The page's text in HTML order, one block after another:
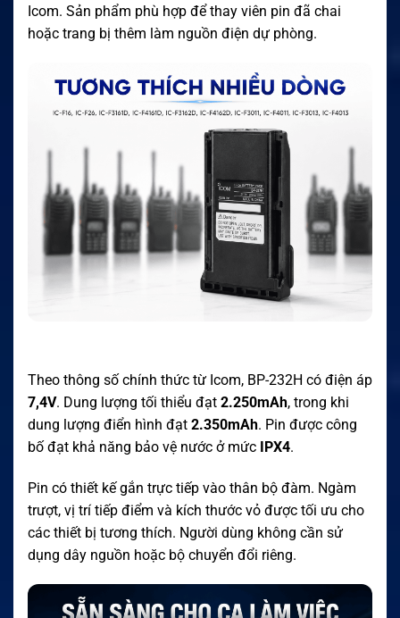
Icom. Sản phẩm phù hợp để thay viên pin đã chai
hoặc trang bị thêm làm nguồn điện dự phòng.
Theo thông số chính thức từ Icom, BP-232H có điện áp
7,4V. Dung lượng tối thiểu đạt 2.250mAh, trong khi
dung lượng điển hình đạt 2.350mAh. Pin được công
bố đạt khả năng bảo vệ nước ở mức IPX4.
Pin có thiết kế gắn trực tiếp vào thân bộ đàm. Ngàm
trượt, vị trí tiếp điểm và kích thước vỏ được tối ưu cho
các thiết bị tương thích. Người dùng không cần sử
dụng dây nguồn hoặc bộ chuyển đổi riêng.